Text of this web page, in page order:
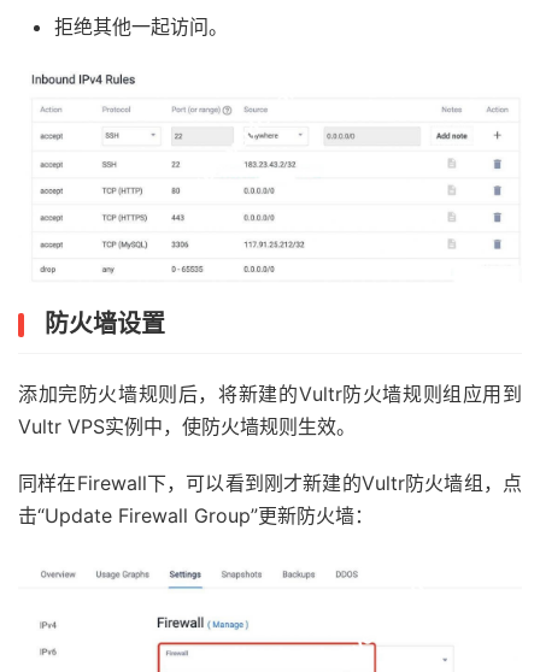
拒绝其他一起访问。
防火墙设置
添加完防火墙规则后，将新建的Vultr防火墙规则组应用到
Vultr VPS实例中，使防火墙规则生效。
同样在Firewall下，可以看到刚才新建的Vultr防火墙组，点
击“Update Firewall Group”更新防火墙：